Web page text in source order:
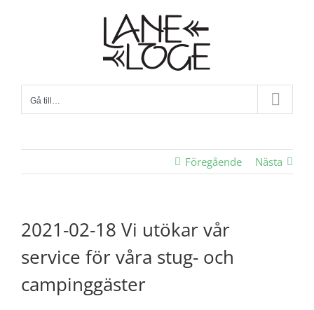
Gå till…
Föregående Nästa
2021-02-18 Vi utökar vår
service för våra stug- och
campinggäster